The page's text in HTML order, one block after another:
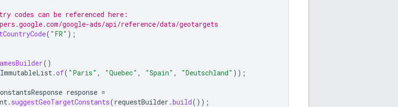
codes can be referenced here:
google-ads/api/reference/data/geotargets
( "FR" );
()
ImmutableList.of( "Paris" , "Quebec" , "Spain" , "Deutschland" ));
response =
. suggestGeoTargetConstants(requestBuilder .build());